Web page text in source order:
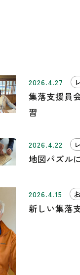
2026.4.27
集落支援員
習
2026.4.22
地図パズル
2026.4.15
新しい集落